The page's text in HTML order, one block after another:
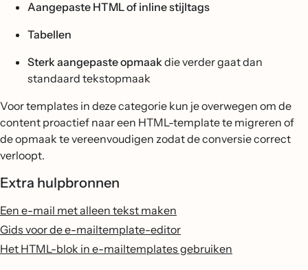
Aangepaste HTML of inline stijltags
Tabellen
Sterk aangepaste opmaakdie verder gaat dan
standaard tekstopmaak
Voor templates in deze categorie kun je overwegen om de
content proactief naar een HTML-template te migreren of
de opmaak te vereenvoudigen zodat de conversie correct
verloopt.
Extra hulpbronnen
Een e-mail met alleen tekst maken
Gids voor de e-mailtemplate-editor
Het HTML-blok in e-mailtemplates gebruiken